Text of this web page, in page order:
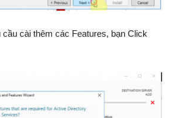
cài thêm các Features, bạn Click